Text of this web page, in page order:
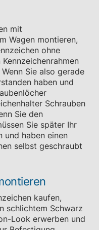
mit
Wagen montieren,
ohne
Sie also gerade
haben und
Schrauben
Sie den
Sie später Ihr
und haben einen
selbst geschraubt
kaufen,
schlichtem Schwarz
Look erwerben und